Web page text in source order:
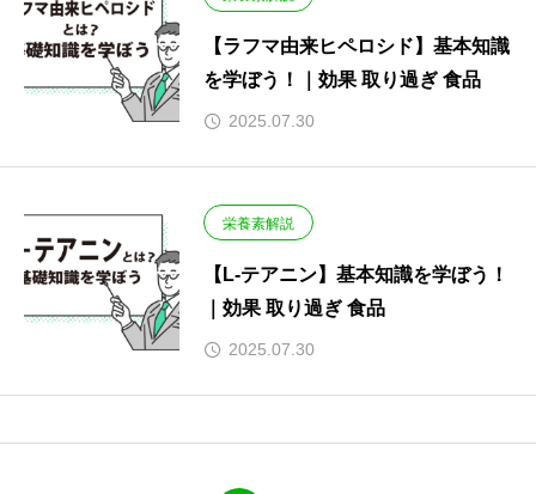
【ラフマ由来ヒペロシド】基本知識
を学ぼう！｜効果 取り過ぎ 食品
2025.07.30
栄養素解説
【L-テアニン】基本知識を学ぼう！
｜効果 取り過ぎ 食品
2025.07.30